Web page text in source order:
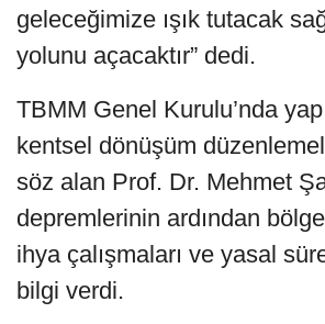
geleceğimize ışık tutacak
yolunu açacaktır” dedi.
TBMM Genel Kurulu’nda
kentsel dönüşüm
söz alan Prof. Dr. Mehmet
depremlerinin ardından
ihya çalışmaları ve yasal
bilgi verdi.